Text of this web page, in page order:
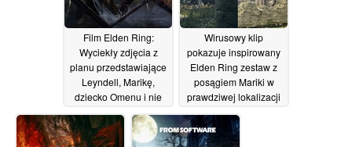
Film Elden Ring:
Wyciekły zdjęcia z
planu przedstawiające
Leyndell, Marikę,
dziecko Omenu i nie
23/04/2026
Wirusowy klip
pokazuje inspirowany
Elden Ring zestaw z
posągiem Mariki w
prawdziwej lokalizacji
04/04/2026